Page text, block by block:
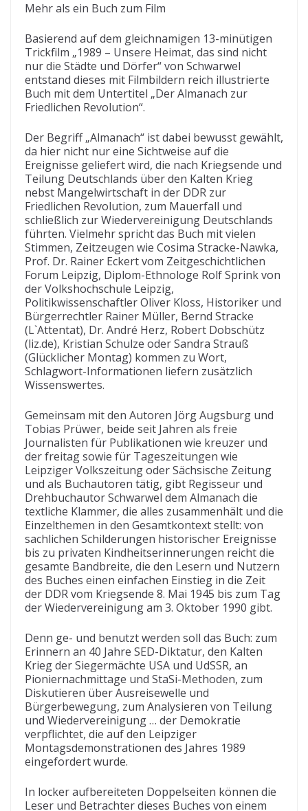
Mehr als ein Buch zum Film
Basierend auf dem gleichnamigen 13-minütigen
Trickfilm „1989 – Unsere Heimat, das sind nicht
nur die Städte und Dörfer“ von Schwarwel
entstand dieses mit Filmbildern reich illustrierte
Buch mit dem Untertitel „Der Almanach zur
Friedlichen Revolution“.
Der Begriff „Almanach“ ist dabei bewusst gewählt,
da hier nicht nur eine Sichtweise auf die
Ereignisse geliefert wird, die nach Kriegsende und
Teilung Deutschlands über den Kalten Krieg
nebst Mangelwirtschaft in der DDR zur
Friedlichen Revolution, zum Mauerfall und
schließlich zur Wiedervereinigung Deutschlands
führten. Vielmehr spricht das Buch mit vielen
Stimmen, Zeitzeugen wie Cosima Stracke-Nawka,
Prof. Dr. Rainer Eckert vom Zeitgeschichtlichen
Forum Leipzig, Diplom-Ethnologe Rolf Sprink von
der Volkshochschule Leipzig,
Politikwissenschaftler Oliver Kloss, Historiker und
Bürgerrechtler Rainer Müller, Bernd Stracke
(L`Attentat), Dr. André Herz, Robert Dobschütz
(liz.de), Kristian Schulze oder Sandra Strauß
(Glücklicher Montag) kommen zu Wort,
Schlagwort-Informationen liefern zusätzlich
Wissenswertes.
Gemeinsam mit den Autoren Jörg Augsburg und
Tobias Prüwer, beide seit Jahren als freie
Journalisten für Publikationen wie kreuzer und
der freitag sowie für Tageszeitungen wie
Leipziger Volkszeitung oder Sächsische Zeitung
und als Buchautoren tätig, gibt Regisseur und
Drehbuchautor Schwarwel dem Almanach die
textliche Klammer, die alles zusammenhält und die
Einzelthemen in den Gesamtkontext stellt: von
sachlichen Schilderungen historischer Ereignisse
bis zu privaten Kindheitserinnerungen reicht die
gesamte Bandbreite, die den Lesern und Nutzern
des Buches einen einfachen Einstieg in die Zeit
der DDR vom Kriegsende 8. Mai 1945 bis zum Tag
der Wiedervereinigung am 3. Oktober 1990 gibt.
Denn ge- und benutzt werden soll das Buch: zum
Erinnern an 40 Jahre SED-Diktatur, den Kalten
Krieg der Siegermächte USA und UdSSR, an
Pioniernachmittage und StaSi-Methoden, zum
Diskutieren über Ausreisewelle und
Bürgerbewegung, zum Analysieren von Teilung
und Wiedervereinigung … der Demokratie
verpflichtet, die auf den Leipziger
Montagsdemonstrationen des Jahres 1989
eingefordert wurde.
In locker aufbereiteten Doppelseiten können die
Leser und Betrachter dieses Buches von einem